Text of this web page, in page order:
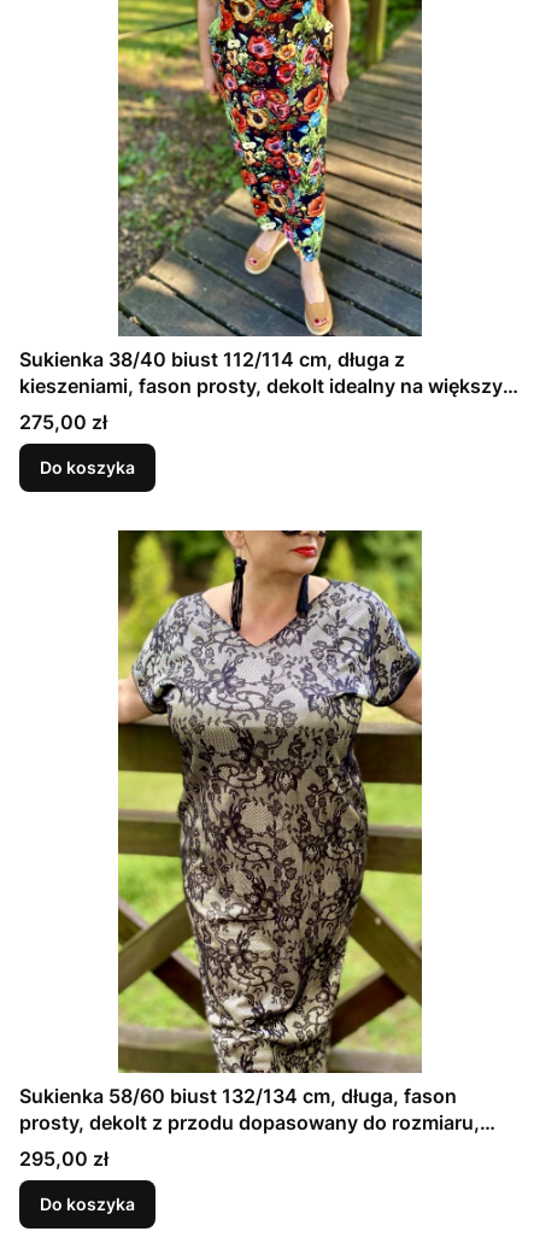
Sukienka 38/40 biust 112/114 cm, długa z
kieszeniami, fason prosty, dekolt idealny na większy
biust, W KWIATY MAKI
Cena
275,00 zł
Do koszyka
Sukienka 58/60 biust 132/134 cm, długa, fason
prosty, dekolt z przodu dopasowany do rozmiaru,
CZARNA KORONKA NA KREMOWEJ SATYNIE
Cena
295,00 zł
Do koszyka